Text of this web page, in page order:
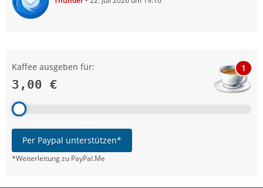
Kaffee ausgeben für:
3,00 €
1
Per Paypal unterstützen*
*Weiterleitung zu PayPal.Me